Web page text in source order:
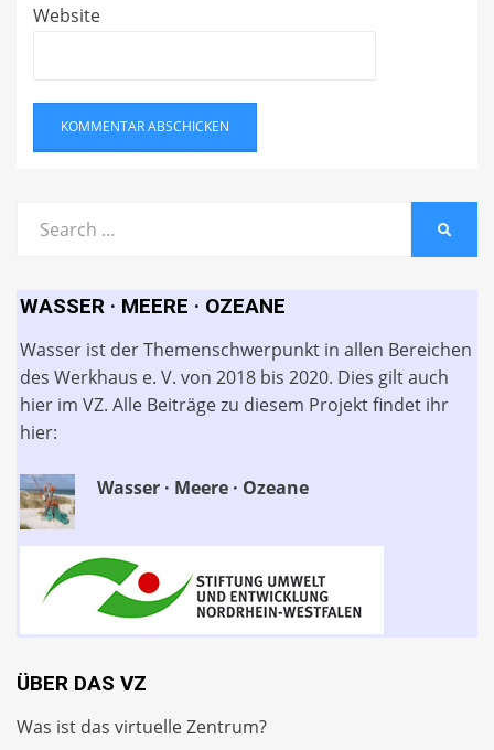
Website
for:
WASSER · MEERE · OZEANE
Wasser ist der Themenschwerpunkt in allen Bereichen
des Werkhaus e. V. von 2018 bis 2020. Dies gilt auch
hier im VZ. Alle Beiträge zu diesem Projekt findet ihr
hier:
Wasser · Meere · Ozeane
ÜBER DAS VZ
Was ist das virtuelle Zentrum?